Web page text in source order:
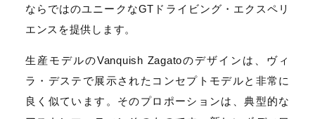
ならではのユニークなGTドライビング・エクスペリ
エンスを提供します。
生産モデルのVanquish Zagatoのデザインは、ヴィ
ラ・デステで展示されたコンセプトモデルと非常に
良く似ています。そのプロポーションは、典型的な